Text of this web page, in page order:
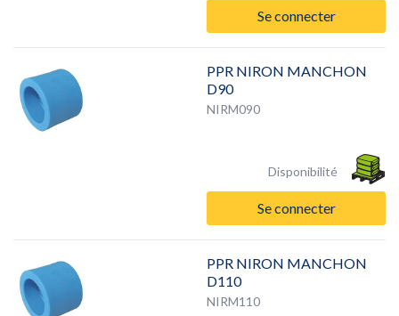
Se connecter
PPR NIRON MANCHON
D90
NIRM090
Disponibilité
Se connecter
PPR NIRON MANCHON
D110
NIRM110